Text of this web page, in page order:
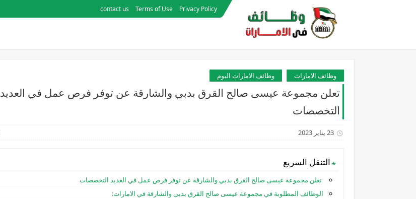
Privacy Policy
Terms of Use
contact us
وظائف الامارات وظائف الامارات اليوم
تعلن مجموعة عيسى صالح القرق بدبي والشارقة عن توفر فرص عمل في العديد
التخصصات
23 يناير 2023
التنقل السريع
تعلن مجموعة عيسى صالح القرق بدبي والشارقة عن توفر فرص عمل في العديد التخصصات
الوظائف المطلوبة في مجموعة عيسى صالح القرق بدبي والشارقة في الامارات: